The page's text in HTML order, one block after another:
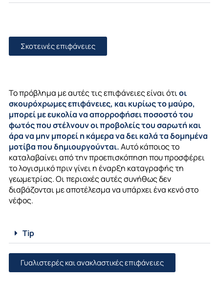
Σκοτεινές επιφάνειες
Το πρόβλημα με αυτές τις επιφάνειες είναι ότιοι
σκουρόχρωμες επιφάνειες, και κυρίως το μαύρο,
μπορεί με ευκολία να απορροφήσει ποσοστό του
φωτός που στέλνουν οι προβολείς του σαρωτή και
άρα να μην μπορεί η κάμερα να δει καλά τα δομημένα
μοτίβα που δημιουργούνται.Αυτό κάποιος το
καταλαβαίνει από την προεπισκόπηση που προσφέρει
το λογισμικό πριν γίνει η έναρξη καταγραφής τη
γεωμετρίας. Οι περιοχές αυτές συνήθως δεν
διαβάζονται με αποτέλεσμα να υπάρχει ένα κενό στο
νέφος.
Tip
Γυαλιστερές και ανακλαστικές επιφάνειες